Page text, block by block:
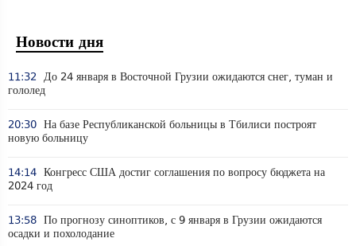
Новости дня
11:32
До 24 января в Восточной Грузии ожидаются снег, туман и
гололед
20:30 На базе Республиканской больницы в Тбилиси построят
новую больницу
14:14 Конгресс США достиг соглашения по вопросу бюджета на
2024 год
13:58 По прогнозу синоптиков, с 9 января в Грузии ожидаются
осадки и похолодание